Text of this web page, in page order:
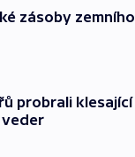
zásoby zemního
probrali klesající